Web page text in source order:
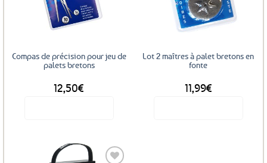
favoris
Compas de précision pour jeu de
palets bretons
12,50€
favoris
Lot 2 maîtres à palet bretons en
fonte
11,99€